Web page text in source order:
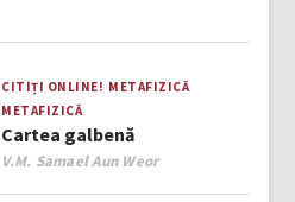
CITIȚI ONLINE! METAFIZICĂ
METAFIZICĂ
Cartea galbenă
Author
V.M. Samael Aun Weor